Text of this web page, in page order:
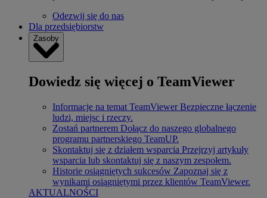
Odezwij się do nas
Dla przedsiębiorstw
Zasoby
Dowiedz się więcej o TeamViewer
Informacje na temat TeamViewer Bezpieczne łączenie
ludzi, miejsc i rzeczy.
Zostań partnerem Dołącz do naszego globalnego
programu partnerskiego TeamUP.
Skontaktuj się z działem wsparcia Przejrzyj artykuły
wsparcia lub skontaktuj się z naszym zespołem.
Historie osiągniętych sukcesów Zapoznaj się z
wynikami osiągniętymi przez klientów TeamViewer.
AKTUALNOŚCI